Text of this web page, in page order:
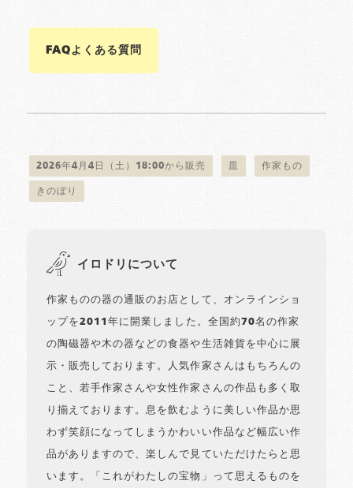
FAQよくある質問
2026年4月4日（土）18:00から販売 作家もの
きのぼり
イロドリについて
作家ものの器の通販のお店として、オンラインショ
ップを2011年に開業しました。全国約70名の作家
の陶磁器や木の器などの食器や生活雑貨を中心に展
示・販売しております。人気作家さんはもちろんの
こと、若手作家さんや女性作家さんの作品も多く取
り揃えております。息を飲むように美しい作品か思
わず笑顔になってしまうかわいい作品など幅広い作
品がありますので、楽しんで見ていただけたらと思
います。「これがわたしの宝物」って思えるものを